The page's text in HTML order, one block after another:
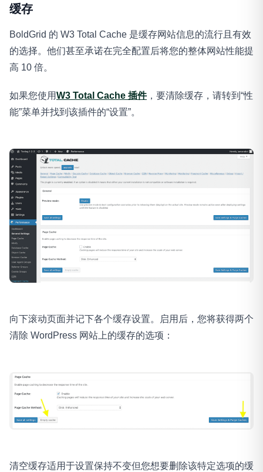
缓存
BoldGrid 的 W3 Total Cache 是缓存网站信息的流行且有效
的选择。他们甚至承诺在完全配置后将您的整体网站性能提
高 10 倍。
如果您使用W3 Total Cache 插件，要清除缓存，请转到“性
能”菜单并找到该插件的“设置”。
向下滚动页面并记下各个缓存设置。启用后，您将获得两个
清除 WordPress 网站上的缓存的选项：
清空缓存适用于设置保持不变但您想要删除该特定选项的缓